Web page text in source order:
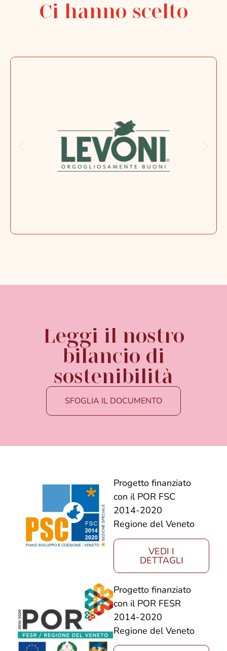
Ci hanno scelto
Leggi il nostro
bilancio di
sostenibilità
SFOGLIA IL DOCUMENTO
Progetto finanziato
con il POR FSC
2014-2020
Regione del Veneto
VEDI I
DETTAGLI
Progetto finanziato
con il POR FESR
2014-2020
Regione del Veneto